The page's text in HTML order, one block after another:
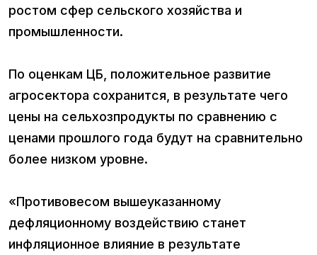
ростом сфер сельского хозяйства и
промышленности.
По оценкам ЦБ, положительное развитие
агросектора сохранится, в результате чего
цены на сельхозпродукты по сравнению с
ценами прошлого года будут на сравнительно
более низком уровне.
«Противовесом вышеуказанному
дефляционному воздействию станет
инфляционное влияние в результате